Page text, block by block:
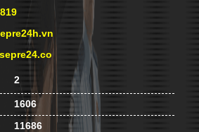
2
1606
11686